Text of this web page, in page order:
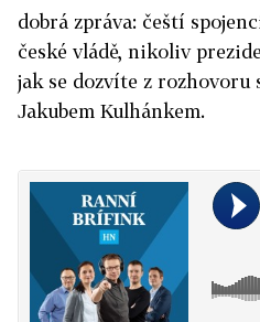
dobrá zpráva: čeští
české vládě, nikoliv
jak se dozvíte z
Jakubem Kulhánkem.